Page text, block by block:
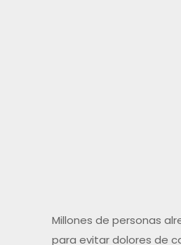
Millones de personas
para evitar dolores de